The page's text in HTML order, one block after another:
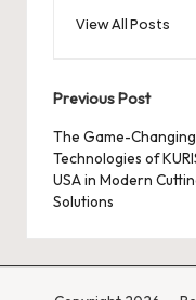
View All Posts
Post
navigation
Previous Post
The Game-Changing
Technologies of
USA in Modern
Solutions